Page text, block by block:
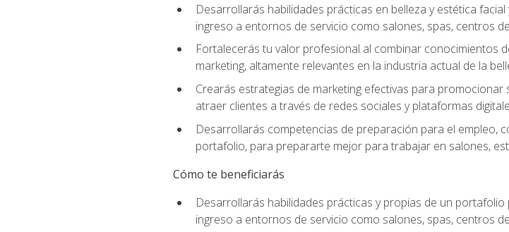
Desarrollarás habilidades prácticas en belleza y estética
ingreso a entornos de servicio como salones, spas, centros
Fortalecerás tu valor profesional al combinar conocimientos
marketing, altamente relevantes en la industria actual de la
Crearás estrategias de marketing efectivas para
atraer clientes a través de redes sociales y plataformas
Desarrollarás competencias de preparación para el empleo,
portafolio, para prepararte mejor para trabajar en salones,
Cómo te beneficiarás
Desarrollarás habilidades prácticas y propias de un
ingreso a entornos de servicio como salones, spas, centros